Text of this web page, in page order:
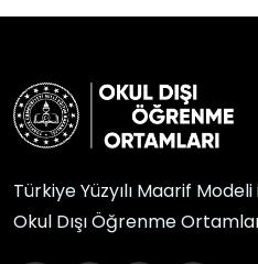
Türkiye Yüzyılı Maarif Modeli
Okul Dışı Öğrenme